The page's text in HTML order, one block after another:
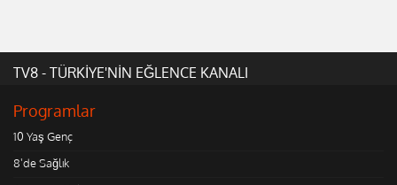
TV8 - TÜRKİYE'NİN EĞLENCE KANALI
Programlar
10 Yaş Genç
8'de Sağlık